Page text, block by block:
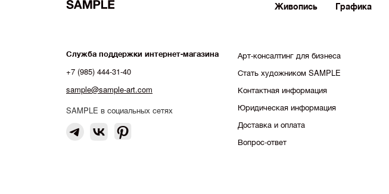
Живопись Графика
Служба поддержки интернет-магазина
+7 (985) 444-31-40
sample@sample-art.com
SAMPLE в социальных сетях
Арт-консалтинг для бизнеса
Стать художником SAMPLE
Контактная информация
Юридическая информация
Доставка и оплата
Вопрос-ответ